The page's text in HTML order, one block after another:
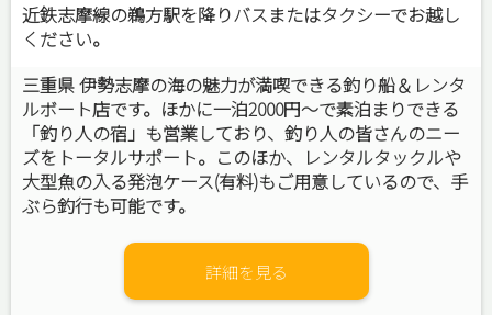
近鉄志摩線の鵜方駅を降りバスまたはタクシーでお越し
ください。
三重県 伊勢志摩の海の魅力が満喫できる釣り船＆レンタ
ルボート店です。ほかに一泊2000円～で素泊まりできる
「釣り人の宿」も営業しており、釣り人の皆さんのニー
ズをトータルサポート。このほか、レンタルタックルや
大型魚の入る発泡ケース(有料)もご用意しているので、手
ぶら釣行も可能です。
詳細を見る